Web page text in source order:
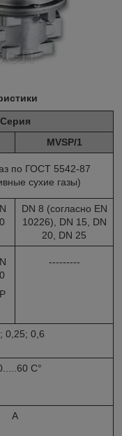
Серия
MVSP/1
по ГОСТ 5542-87
сухие газы)
DN 8 (согласно EN
10226), DN 15, DN
20, DN 25
---------
0,25; 0,6
C°
А